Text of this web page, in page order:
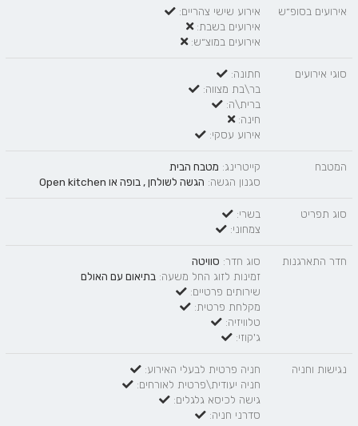
אירועים בסופ״ש
אירוע שישי צהריים:
אירועים בשבת:
אירועים במוצ״ש:
סוגי אירועים
חתונה:
בר\בת מצווה:
ברית\ה:
חינה:
אירוע עסקי:
המטבח קייטרינג: מטבח הבית
סגנון הגשה: הגשה לשולחן, בופה או Open kitchen
סוג תפריט
בשרי:
צמחוני:
חדר התארגנות סוג חדר: סוויטה
זמינות לזוג החל משעה: בתיאום עם האולם
שירותים פרטיים:
מקלחת פרטית:
טלוויזיה:
ג'קוזי:
נגישות וחניה
חניה פרטית לבעלי האירוע:
חניה יעודית\פרטית לאורחים:
גישה לכיסא גלגלים:
סדרני חניה: